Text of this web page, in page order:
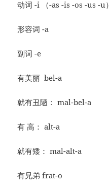
动词 -i （-as -is -os -us -u）
形容词 -a
副词 -e
有美丽 bel-a
就有丑陋： mal-bel-a
有 高： alt-a
就有矮： mal-alt-a
有兄弟 frat-o